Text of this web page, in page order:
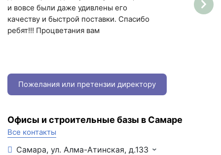
и вовсе были даже удивлены его
качеству и быстрой поставки. Спасибо
ребят!!! Процветания вам
Пожелания или претензии директору
Офисы и строительные базы в Самаре
Все контакты
Самара, ул. Алма-Атинская, д.133